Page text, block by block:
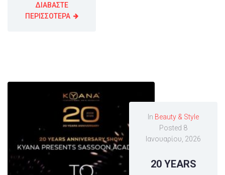
ΔΙΑΒΑΣΤΕ
ΠΕΡΙΣΣΟΤΕΡΑ
In Beauty & Style
Posted 8
Ιανουαρίου, 2026
20 YEARS